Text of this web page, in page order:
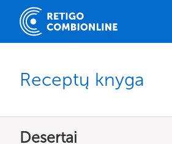
Receptų knyga
Desertai